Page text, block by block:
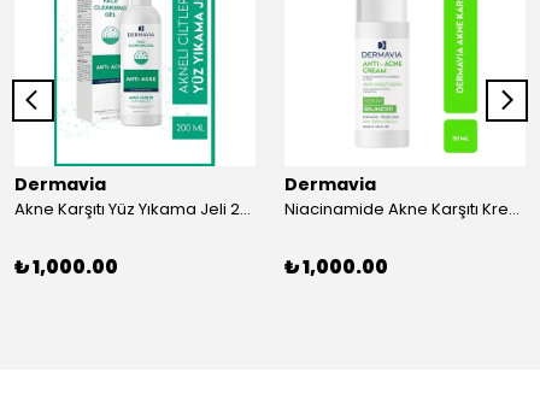
Dermavia
Akne Karşıtı Yüz Yıkama Jeli 200 ml - Salisilik Asit & Zinc PCA ile Cilt Temizliği
₺ 1,000.00
Dermavia
Niacinamide Akne Karşıtı Krem 50 ml - Sebum Dengeleyici, Parfümsüz, Tüm Cilt Tipleri için
₺ 1,000.00